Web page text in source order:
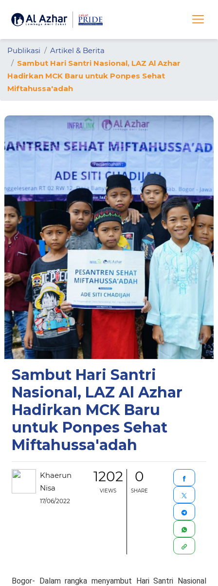
Publikasi
Artikel & Berita
Sambut Hari Santri Nasional, LAZ Al Azhar
Hadirkan MCK Baru untuk Ponpes Sehat
Miftahussa'adah
Sambut Hari Santri
Nasional, LAZ Al Azhar
Hadirkan MCK Baru
untuk Ponpes Sehat
Miftahussa'adah
Khaerun
Nisa
17/06/2022
1202
VIEWS
0
SHARE
Bogor- Dalam rangka menyambut Hari Santri Nasional